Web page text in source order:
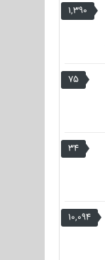
1,390
75
34
10,094